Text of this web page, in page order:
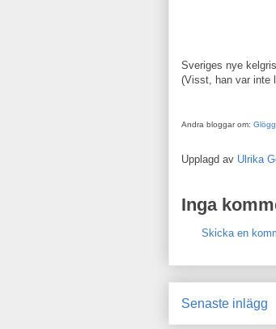
Sveriges nye
(Visst, han var inte
Andra bloggar om: Glögg
Upplagd av Ulrika
Inga
Skicka en
Senaste inlägg